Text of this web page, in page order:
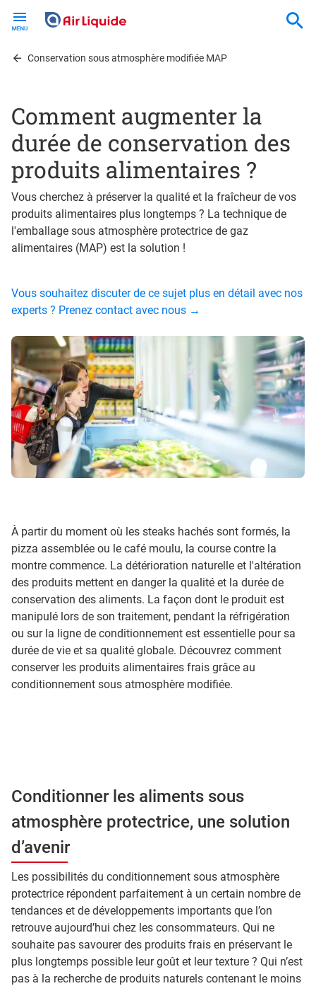
contentConservation sous atmosphère modifiée MAP
Comment augmenter la
durée de conservation des
produits alimentaires ?
Vous cherchez à préserver la qualité et la fraîcheur de vos
produits alimentaires plus longtemps ? La technique de
l'emballage sous atmosphère protectrice de gaz
alimentaires (MAP) est la solution !
Vous souhaitez discuter de ce sujet plus en détail avec nos
experts ? Prenez contact avec nous →
À partir du moment où les steaks hachés sont formés, la
pizza assemblée ou le café moulu, la course contre la
montre commence. La détérioration naturelle et l'altération
des produits mettent en danger la qualité et la durée de
conservation des aliments. La façon dont le produit est
manipulé lors de son traitement, pendant la réfrigération
ou sur la ligne de conditionnement est essentielle pour sa
durée de vie et sa qualité globale. Découvrez comment
conserver les produits alimentaires frais grâce au
conditionnement sous atmosphère modifiée.
Conditionner les aliments sous
atmosphère protectrice, une solution
d’avenir
Les possibilités du conditionnement sous atmosphère
protectrice répondent parfaitement à un certain nombre de
tendances et de développements importants que l’on
retrouve aujourd’hui chez les consommateurs. Qui ne
souhaite pas savourer des produits frais en préservant le
plus longtemps possible leur goût et leur texture ? Qui n’est
pas à la recherche de produits naturels contenant le moins